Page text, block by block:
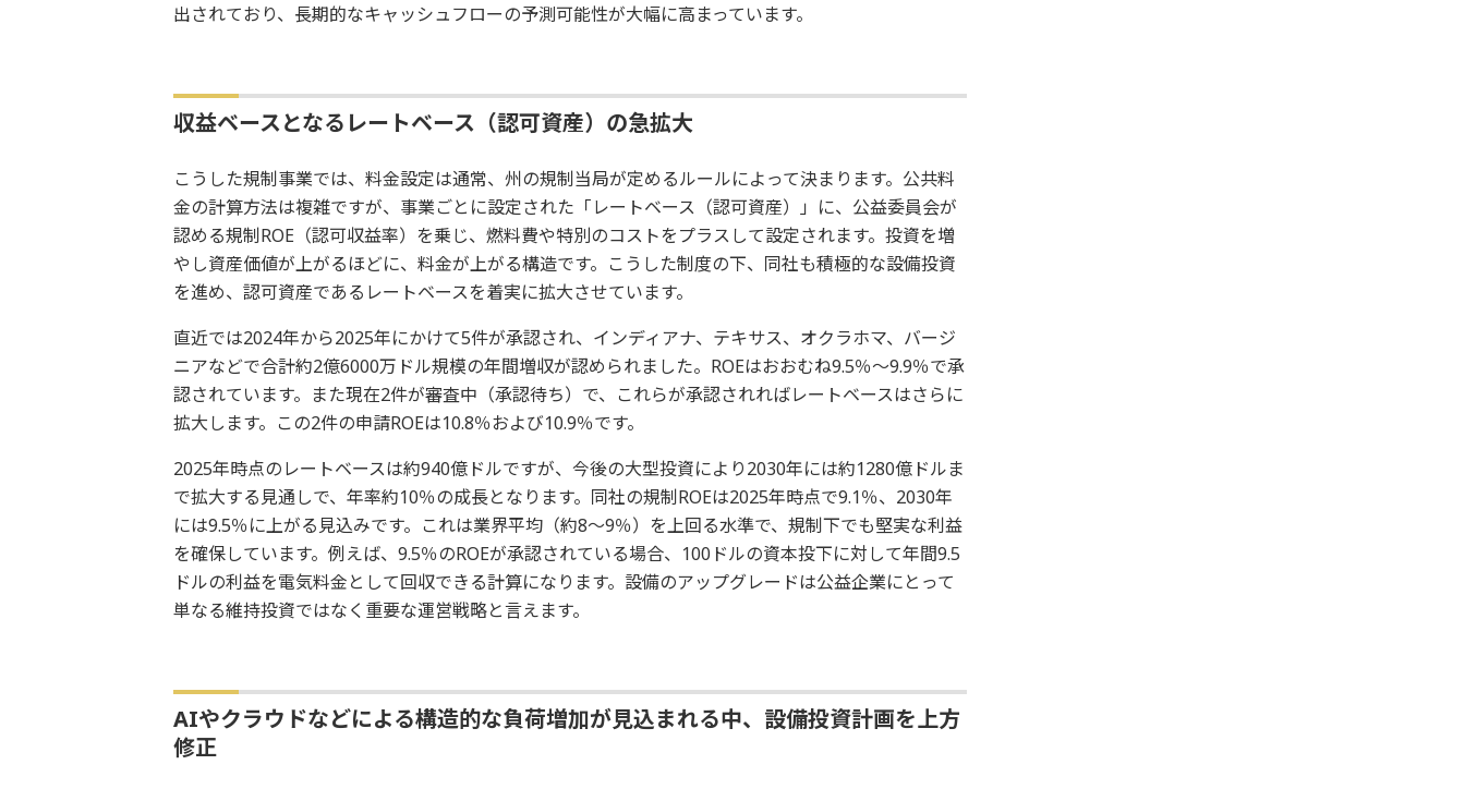
出されており、長期的なキャッシュフローの予測可能性が大幅に高まっています。
収益ベースとなるレートベース（認可資産）の急拡大
こうした規制事業では、料金設定は通常、州の規制当局が定めるルールによって決まります。公共料
金の計算方法は複雑ですが、事業ごとに設定された「レートベース（認可資産）」に、公益委員会が
認める規制ROE（認可収益率）を乗じ、燃料費や特別のコストをプラスして設定されます。投資を増
やし資産価値が上がるほどに、料金が上がる構造です。こうした制度の下、同社も積極的な設備投資
を進め、認可資産であるレートベースを着実に拡大させています。
直近では2024年から2025年にかけて5件が承認され、インディアナ、テキサス、オクラホマ、バージ
ニアなどで合計約2億6000万ドル規模の年間増収が認められました。ROEはおおむね9.5％～9.9％で承
認されています。また現在2件が審査中（承認待ち）で、これらが承認されればレートベースはさらに
拡大します。この2件の申請ROEは10.8％および10.9％です。
2025年時点のレートベースは約940億ドルですが、今後の大型投資により2030年には約1280億ドルま
で拡大する見通しで、年率約10％の成長となります。同社の規制ROEは2025年時点で9.1％、2030年
には9.5％に上がる見込みです。これは業界平均（約8～9％）を上回る水準で、規制下でも堅実な利益
を確保しています。例えば、9.5％のROEが承認されている場合、100ドルの資本投下に対して年間9.5
ドルの利益を電気料金として回収できる計算になります。設備のアップグレードは公益企業にとって
単なる維持投資ではなく重要な運営戦略と言えます。
AIやクラウドなどによる構造的な負荷増加が見込まれる中、設備投資計画を上方
修正